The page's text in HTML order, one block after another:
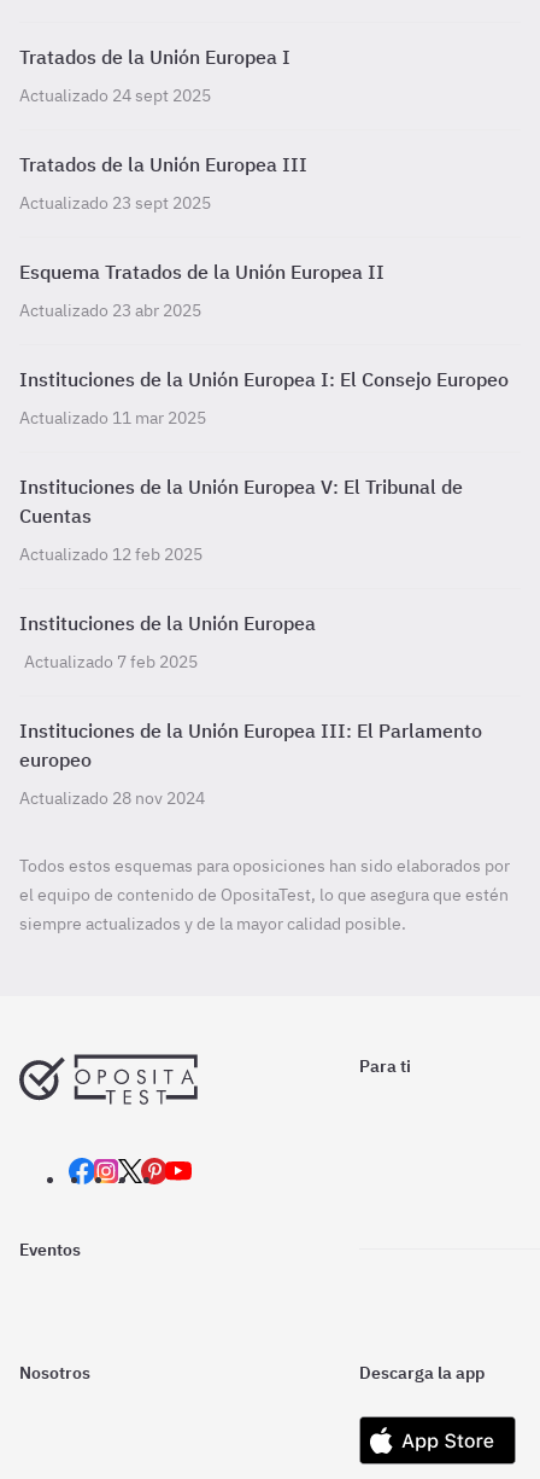
Tratados de la Unión Europea I
Actualizado 24 sept 2025
Tratados de la Unión Europea III
Actualizado 23 sept 2025
Esquema Tratados de la Unión Europea II
Actualizado 23 abr 2025
Instituciones de la Unión Europea I: El Consejo Europeo
Actualizado 11 mar 2025
Instituciones de la Unión Europea V: El Tribunal de
Cuentas
Actualizado 12 feb 2025
Instituciones de la Unión Europea
Actualizado 7 feb 2025
Instituciones de la Unión Europea III: El Parlamento
europeo
Actualizado 28 nov 2024
Todos estos esquemas para oposiciones han sido elaborados por
el equipo de contenido de OpositaTest, lo que asegura que estén
siempre actualizados y de la mayor calidad posible.
Para ti
Eventos
Nosotros Descarga la app